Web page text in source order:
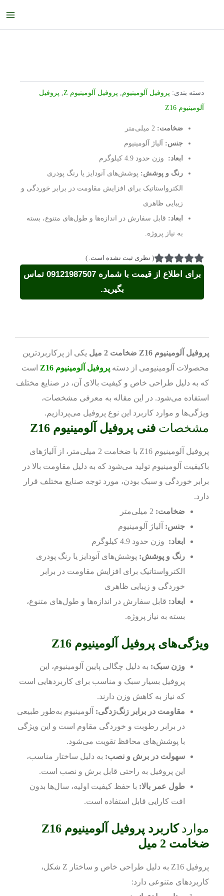
دسته بندی: پروفیل آلومینیوم پروفیل آلومینیوم Z
پروفیل
آلومینیوم Z16
ضخامت:
جنس: آلیاژ آلومینیوم
ابعاد: وزن حدود 4.9 کیلوگرم
رنگ و پوشش: پوشش‌های آنودایز یا رنگ پودری
الکترواستاتیک برای افزایش مقاومت در برابر خوردگی و
زیبایی ظاهری
ابعاد: قابل سفارش در اندازه‌ها و طول‌های متنوع، بسته
به نیاز پروژه.
( نظری ثبت نشده است. )
برای اطلاع از قیمت با شماره 09121987507 تماس
بگیرید.
پروفیل آلومینیوم Z16 ضخامت 2 میل
یکی از پرکاربردترین
محصولات آلومینیومی از دسته پروفیل آلومینیوم Z16
است
که به دلیل طراحی خاص و کیفیت بالای آن، در صنایع مختلف
استفاده می‌شود. در این مقاله به معرفی مشخصات،
ویژگی‌ها و موارد کاربرد این نوع پروفیل می‌پردازیم.
مشخصات فنی پروفیل آلومینیوم Z16
پروفیل آلومینیوم Z16 با ضخامت 2 میلی‌متر، از آلیاژهای
باکیفیت آلومینیوم تولید می‌شود که به دلیل مقاومت بالا در
برابر خوردگی و سبک بودن، مورد توجه صنایع مختلف قرار
دارد.
ضخامت:
جنس: آلیاژ آلومینیوم
ابعاد: وزن حدود 4.9 کیلوگرم
رنگ و پوشش: پوشش‌های آنودایز یا رنگ پودری
الکترواستاتیک برای افزایش مقاومت در برابر
خوردگی و زیبایی ظاهری
ابعاد: قابل سفارش در اندازه‌ها و طول‌های متنوع،
بسته به نیاز پروژه.
ویژگی‌های پروفیل آلومینیوم Z16
وزن سبک: به دلیل چگالی پایین آلومینیوم، این
پروفیل بسیار سبک و مناسب برای کاربردهایی است
که نیاز به کاهش وزن دارند.
مقاومت در برابر زنگ‌زدگی: آلومینیوم به‌طور طبیعی
در برابر رطوبت و خوردگی مقاوم است و این ویژگی
با پوشش‌های محافظ تقویت می‌شود.
سهولت در برش و نصب: به دلیل ساختار مناسب،
این پروفیل به راحتی قابل برش و نصب است.
طول عمر بالا: با حفظ کیفیت اولیه، سال‌ها بدون
افت کارایی قابل استفاده است.
موارد
کاربرد پروفیل آلومینیوم Z16
ضخامت 2 میل
پروفیل Z16 به دلیل طراحی خاص و ساختار Z شکل،
کاربردهای متنوعی دارد: